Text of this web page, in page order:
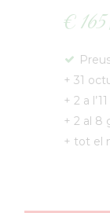
€165
+ 31
+ 2 a
+ 2 al 8
+ tot el